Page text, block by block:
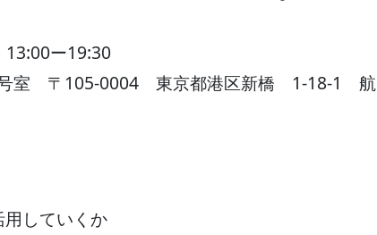
ー19:30
室 〒105-0004 東京都港区新橋 1-18-1 航
していくか